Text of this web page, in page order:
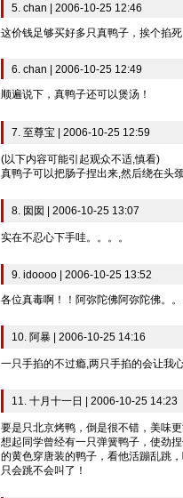
5. chan | 2006-10-25 12:46
这价钱足够买好多只真鸭子，挨个掐死
6. chan | 2006-10-25 12:49
顺遍说下，真鸭子还可以煲汤！
7. 至尊宝 | 2006-10-25 12:59
(以下内容可能引起观众不适,慎看)
真鸭子可以把肠子捏出来,然后绕在头颈
8. 囡囡 | 2006-10-25 13:07
实在不忍心下手哇。。。。
9. idoooo | 2006-10-25 13:52
各位真毒啊！！阿弥陀佛阿弥陀佛。。
10. 阿暴 | 2006-10-25 14:16
一只手掐的不过瘾,两只手掐的会让我
11. 十月十一日 | 2006-10-25 14:23
要是只北京烤鸭，倒是很不错，美味更
想起同学曾经有一只弹簧鸭子，使劲
的黄色穿唐装的鸭子，看他活蹦乱跳
只会跳不会叫了！